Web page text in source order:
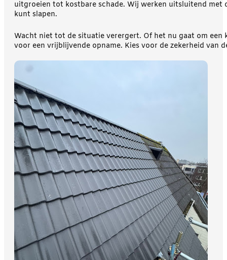
uitgroeien tot kostbare schade. Wij werken uitsluitend met
kunt slapen.
Wacht niet tot de situatie verergert. Of het nu gaat om een
voor een vrijblijvende opname. Kies voor de zekerheid van